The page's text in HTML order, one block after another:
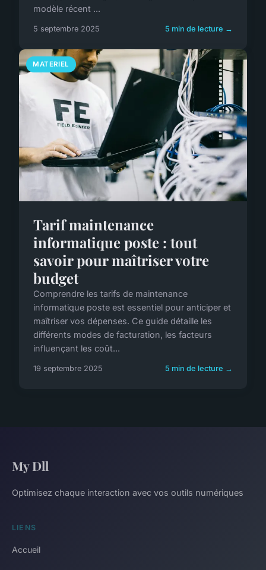
modèle récent ...
5 septembre 2025 5 min de lecture →
MATERIEL
Tarif maintenance
informatique poste : tout
savoir pour maîtriser votre
budget
Comprendre les tarifs de maintenance
informatique poste est essentiel pour anticiper et
maîtriser vos dépenses. Ce guide détaille les
différents modes de facturation, les facteurs
influençant les coût...
19 septembre 2025 5 min de lecture →
My Dll
Optimisez chaque interaction avec vos outils numériques
LIENS
Accueil